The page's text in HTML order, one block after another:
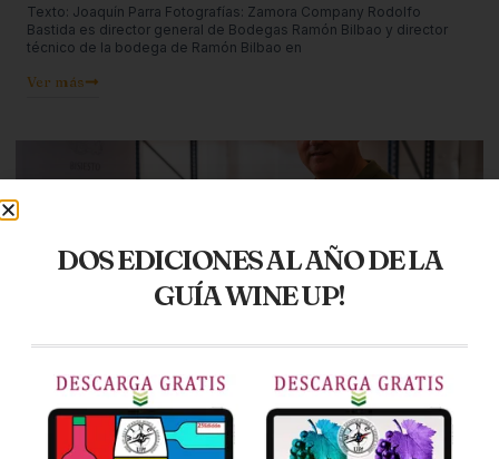
Texto: Joaquín Parra Fotografías: Zamora Company Rodolfo
Bastida es director general de Bodegas Ramón Bilbao y director
técnico de la bodega de Ramón Bilbao en
Ver más
CON NOMBRE PROPIO: ENTREVISTA A LUIS
MIGUEL CALLEJA, ENÓLOGO DE BODEGA SOLEDAD
EL enólogo Luis Miguel Calleja es uno de los que mayor trayectoria
DOS EDICIONES AL AÑO DE LA
GUÍA WINE UP!